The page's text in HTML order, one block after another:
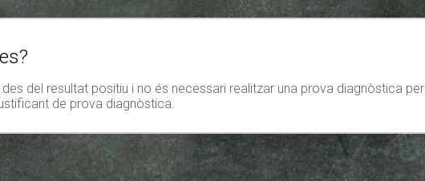
del resultat positiu i no és necessari realitzar una prova diagnòstica per
de prova diagnòstica.